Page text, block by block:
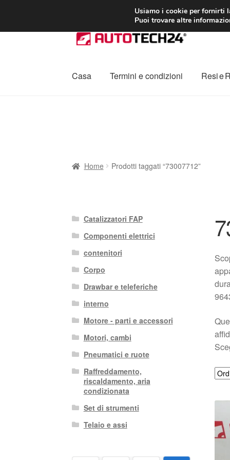
CONSEGNA da
Vai
alla
Vai
al
Casa
Termini e condizioni Resi e
Home Prodotti taggati “73007712”
Catalizzatori FAP
Componenti elettrici
contenitori
Corpo
Drawbar e teleferiche
interno
Motore - parti e accessori
Motori, cambi
Pneumatici e ruote
Raffreddamento,
riscaldamento, aria
condizionata
Set di strumenti
Telaio e assi
Usiamo i cookie per fornirti
Puoi trovare altre